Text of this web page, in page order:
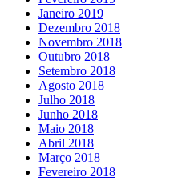
Janeiro 2019
Dezembro 2018
Novembro 2018
Outubro 2018
Setembro 2018
Agosto 2018
Julho 2018
Junho 2018
Maio 2018
Abril 2018
Março 2018
Fevereiro 2018